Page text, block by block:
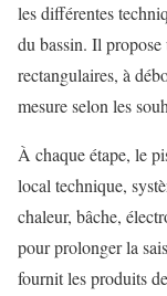
les différentes
du bassin. Il propose
rectangulaires, à
mesure selon les
À chaque étape, le
local technique,
chaleur, bâche,
pour prolonger la
fournit les produits